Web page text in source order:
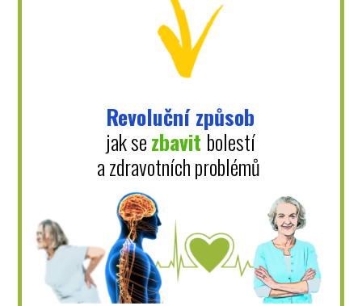
Revoluční způsob
jak sezbavit bolestí
a zdravotních problémů